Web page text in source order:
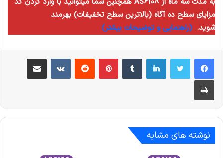
مزایای سطح ده آگاه (بالاترین سطح تخفیفات) بهرمند
شوید. (راهنمایی و توضیحات بیشتر)
لینکدین ‫تامبلر ‫پین‌ترست‫رددیت ‫VKontakteاشتراک گذاری از طریق ایمیل
چاپ
نوشته های مشابه